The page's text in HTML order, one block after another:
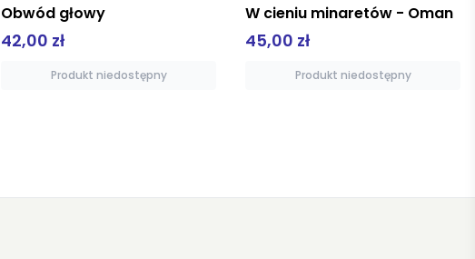
Obwód głowy
42,00 zł
Produkt niedostępny
W cieniu minaretów - Oman
45,00 zł
Produkt niedostępny